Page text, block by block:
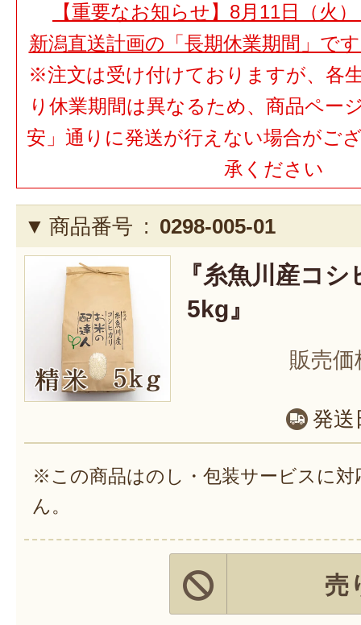
【重要なお知らせ】8月11日（火
新潟直送計画の「長期休業期間」で
※注文は受け付けておりますが、各
り休業期間は異なるため、商品ペー
安」通りに発送が行えない場合がご
承ください
商品番号 : 0298-005-01
『糸魚川産コ
5kg』
販売価
発送
※この商品はのし・包装サービスに対
ん。
売